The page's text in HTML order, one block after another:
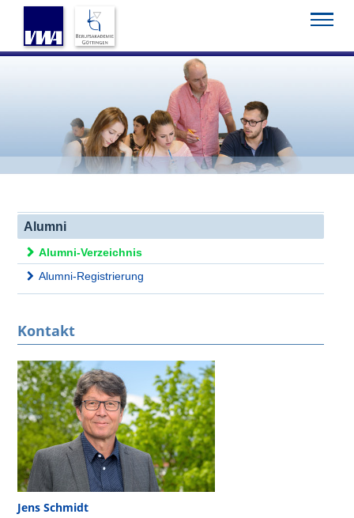
Startseite Akademie Sport Alumni Alumni-Verzeichnis
Alumni
Alumni-Verzeichnis
Alumni-Registrierung
Kontakt
Jens Schmidt